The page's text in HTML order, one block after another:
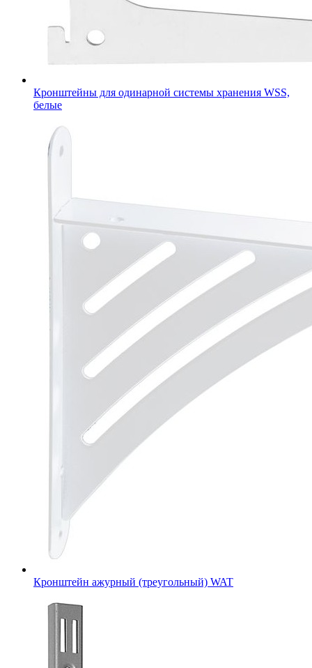
Кронштейны для одинарной системы хранения WSS,
белые
Кронштейн ажурный (треугольный) WAT